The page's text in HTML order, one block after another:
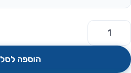
כמות של מחזיקי מפתחות קלאסי OS1301
הוספה לסל